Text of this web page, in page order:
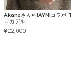
Akaneさん×HAYNIコラボ
ロカデル
¥22,000